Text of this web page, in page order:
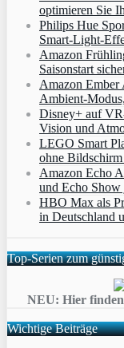
optimieren Sie
Philips Hue
Amazon
Saisonstart
Amazon
Disney+ auf
Vision und
LEGO Smart
ohne Bildschirm
Amazon Echo
und Echo Show
HBO Max als
in Deutschland
Top-Serien zum
NEU: Hier finden
Wichtige Beiträge